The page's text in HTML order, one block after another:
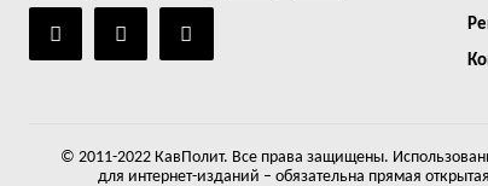
© 2011-2022 КавПолит. Все права защищены.
для интернет-изданий – обязательна прямая